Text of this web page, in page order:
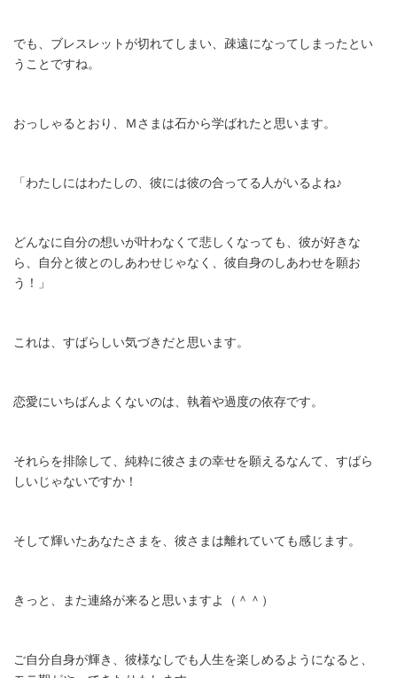
でも、ブレスレットが切れてしまい、疎遠になってしまったとい
うことですね。
おっしゃるとおり、Ｍさまは石から学ばれたと思います。
「わたしにはわたしの、彼には彼の合ってる人がいるよね♪
どんなに自分の想いが叶わなくて悲しくなっても、彼が好きな
ら、自分と彼とのしあわせじゃなく、彼自身のしあわせを願お
う！」
これは、すばらしい気づきだと思います。
恋愛にいちばんよくないのは、執着や過度の依存です。
それらを排除して、純粋に彼さまの幸せを願えるなんて、すばら
しいじゃないですか！
そして輝いたあなたさまを、彼さまは離れていても感じます。
きっと、また連絡が来ると思いますよ（＾＾）
ご自分自身が輝き、彼様なしでも人生を楽しめるようになると、